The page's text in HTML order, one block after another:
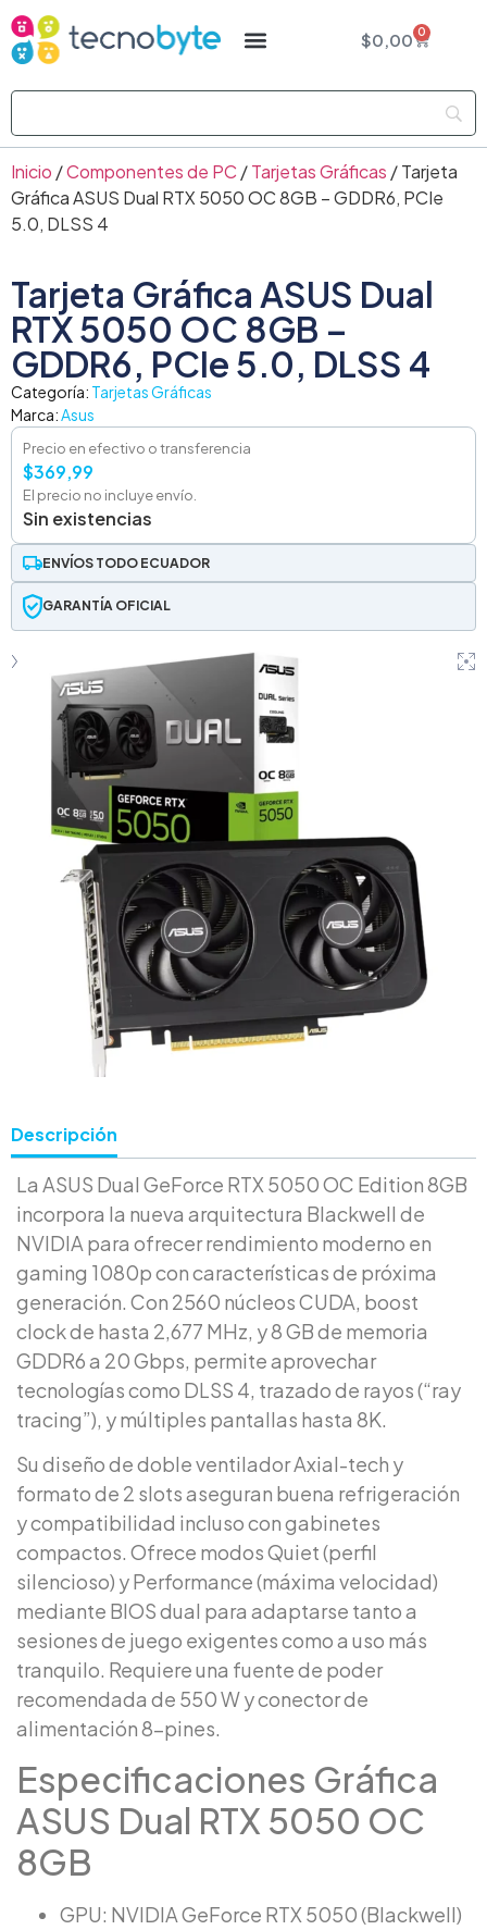
$0,00 0
Inicio /Componentes de PC /Tarjetas Gráficas / Tarjeta
Gráfica ASUS Dual RTX 5050 OC 8GB – GDDR6, PCIe
5.0, DLSS 4
Tarjeta Gráfica ASUS Dual
RTX 5050 OC 8GB –
GDDR6, PCIe 5.0, DLSS 4
Categoría: Tarjetas Gráficas
Marca:Asus
Precio en efectivo o transferencia
$369,99
El precio no incluye envío.
Sin existencias
ENVÍOS TODO ECUADOR
GARANTÍA OFICIAL
Descripción
La ASUS Dual GeForce RTX 5050 OC Edition 8GB
incorpora la nueva arquitectura Blackwell de
NVIDIA para ofrecer rendimiento moderno en
gaming 1080p con características de próxima
generación. Con 2560 núcleos CUDA, boost
clock de hasta 2,677 MHz, y 8 GB de memoria
GDDR6 a 20 Gbps, permite aprovechar
tecnologías como DLSS 4, trazado de rayos (“ray
tracing”), y múltiples pantallas hasta 8K.
Su diseño de doble ventilador Axial-tech y
formato de 2 slots aseguran buena refrigeración
y compatibilidad incluso con gabinetes
compactos. Ofrece modos Quiet (perfil
silencioso) y Performance (máxima velocidad)
mediante BIOS dual para adaptarse tanto a
sesiones de juego exigentes como a uso más
tranquilo. Requiere una fuente de poder
recomendada de 550 W y conector de
alimentación 8-pines.
Especificaciones Gráfica
ASUS Dual RTX 5050 OC
8GB
GPU: NVIDIA GeForce RTX 5050 (Blackwell)